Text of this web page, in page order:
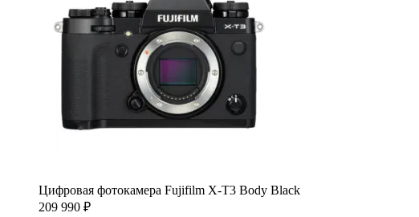
Цифровая фотокамера Fujifilm X-T3 Body Black
209 990 ₽